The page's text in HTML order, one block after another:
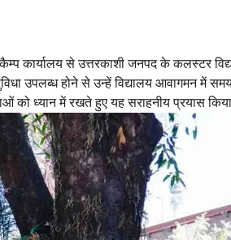
कार्यालय से उत्तरकाशी जनपद के कलस्टर
उपलब्ध होने से उन्हें विद्यालय आवागमन में
को ध्यान में रखते हुए यह सराहनीय प्रयास